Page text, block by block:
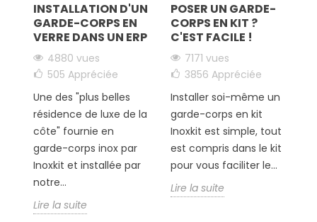
INSTALLATION D'UN
GARDE-CORPS EN
VERRE DANS UN ERP
4880 vues
505 Appréciée
Une des "plus belles
résidence de luxe de la
côte" fournie en
garde-corps inox par
Inoxkit et installée par
notre...
Lire la suite
POSER UN GARDE-
CORPS EN KIT ?
C'EST FACILE !
7171 vues
3856 Appréciée
Installer soi-même un
garde-corps en kit
Inoxkit est simple, tout
est compris dans le kit
pour vous faciliter le...
Lire la suite